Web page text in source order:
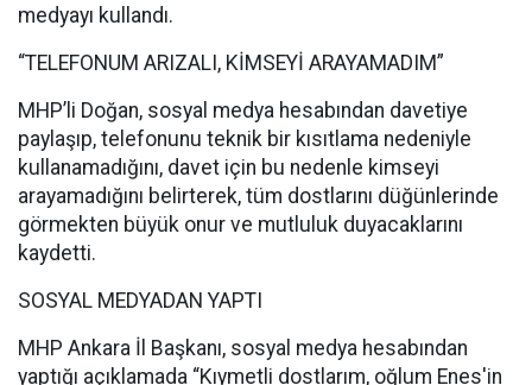
medyayı kullandı.
“TELEFONUM ARIZALI, KİMSEYİ ARAYAMADIM”
MHP’li Doğan, sosyal medya hesabından davetiye
paylaşıp, telefonunu teknik bir kısıtlama nedeniyle
kullanamadığını, davet için bu nedenle kimseyi
arayamadığını belirterek, tüm dostlarını düğünlerinde
görmekten büyük onur ve mutluluk duyacaklarını
kaydetti.
SOSYAL MEDYADAN YAPTI
MHP Ankara İl Başkanı, sosyal medya hesabından
yaptığı açıklamada “Kıymetli dostlarım, oğlum Enes'in